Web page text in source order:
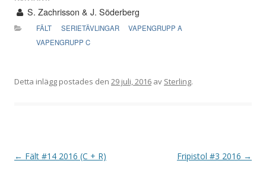
S. Zachrisson & J. Söderberg
FÄLT SERIETÄVLINGAR
VAPENGRUPP A
VAPENGRUPP C
Detta inlägg postades den 29 juli, 2016 av Sterling.
I← Fält #14 2016 (C + R) Fripistol #3 2016 →